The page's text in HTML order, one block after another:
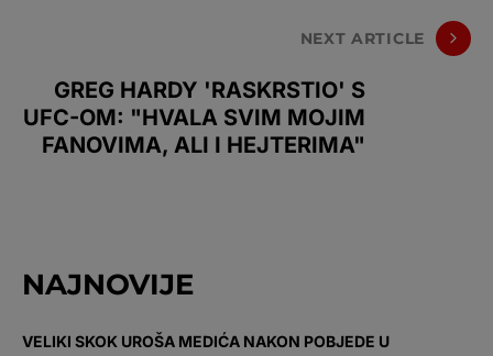
NEXT ARTICLE
GREG HARDY 'RASKRSTIO' S
UFC-OM: "HVALA SVIM MOJIM
FANOVIMA, ALI I HEJTERIMA"
NAJNOVIJE
VELIKI SKOK UROŠA MEDIĆA NAKON POBJEDE U